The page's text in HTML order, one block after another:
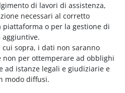
di lavori di assistenza,
necessari al corretto
o per la gestione di
sopra, i dati non saranno
non per ottemperare ad obblighi
ad istanze legali e giudiziarie e
modo diffusi.